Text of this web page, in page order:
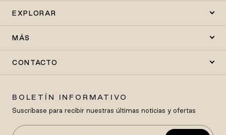
EXPLORAR
MÁS
CONTACTO
BOLETÍN INFORMATIVO
Suscríbase para recibir nuestras últimas noticias y ofertas